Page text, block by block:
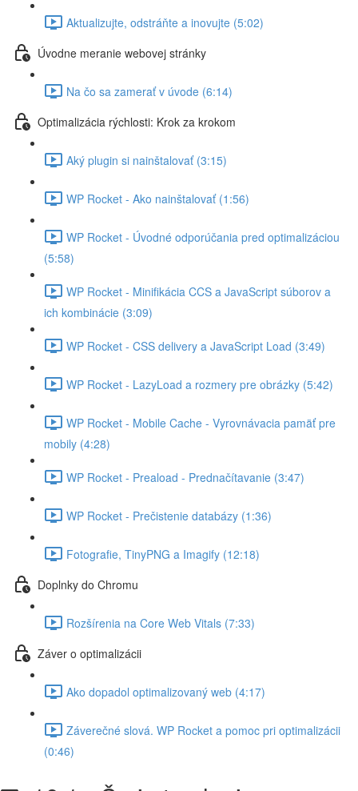
Aktualizujte, odstráňte a inovujte (5:02)
Úvodne meranie webovej stránky
Na čo sa zamerať v úvode (6:14)
Optimalizácia rýchlosti: Krok za krokom
Aký plugin si nainštalovať (3:15)
WP Rocket - Ako nainštalovať (1:56)
WP Rocket - Úvodné odporúčania pred optimalizáciou
(5:58)
WP Rocket - Minifikácia CCS a JavaScript súborov a
ich kombinácie (3:09)
WP Rocket - CSS delivery a JavaScript Load (3:49)
WP Rocket - LazyLoad a rozmery pre obrázky (5:42)
WP Rocket - Mobile Cache - Vyrovnávacia pamäť pre
mobily (4:28)
WP Rocket - Preaload - Prednačítavanie (3:47)
WP Rocket - Prečistenie databázy (1:36)
Fotografie, TinyPNG a Imagify (12:18)
Doplnky do Chromu
Rozšírenia na Core Web Vitals (7:33)
Záver o optimalizácii
Ako dopadol optimalizovaný web (4:17)
Záverečné slová. WP Rocket a pomoc pri optimalizácii
(0:46)